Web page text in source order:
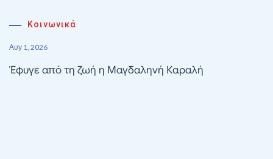
Κοινωνικά
Αυγ 1, 2026
Έφυγε από τη ζωή η Μαγδαληνή Καραλή